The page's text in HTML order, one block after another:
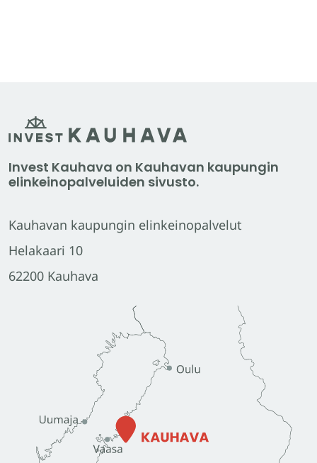
Invest Kauhava on Kauhavan kaupungin
elinkeinopalveluiden sivusto.
Kauhavan kaupungin elinkeinopalvelut
Helakaari 10
62200 Kauhava